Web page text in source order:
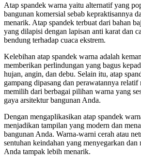
Atap spandek warna yaitu alternatif yang
bangunan komersial sebab kepraktisannya
menarik. Atap spandek terbuat dari bahan
yang dilapisi dengan lapisan anti karat dan
bendung terhadap cuaca ekstrem.
Kelebihan atap spandek warna adalah
memberikan perlindungan yang bagus
hujan, angin, dan debu. Selain itu, atap
gampang dipasang dan perawatannya
memilih dari berbagai pilihan warna yang
gaya arsitektur bangunan Anda.
Dengan mengaplikasikan atap spandek
menjadikan tampilan yang modern dan
bangunan Anda. Warna-warni cerah atau
sentuhan keindahan yang menyegarkan dan
Anda tampak lebih menarik.